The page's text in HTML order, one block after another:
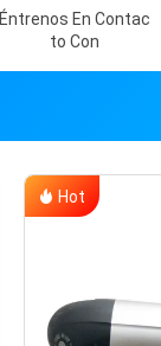
Éntrenos En Contac
To Con
Hot